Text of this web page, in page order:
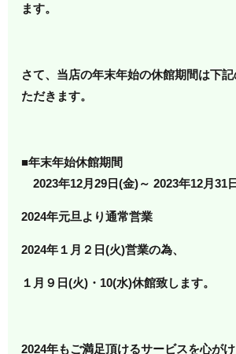
ます。
さて、当店の年末年始の休館期間は下
ただきます。
■年末年始休館期間
2023年12月29日(金)～ 2023年12月31
2024年元旦より通常営業
2024年１月２日(火)営業の為、
１月９日(火)・10(水)休館致します。
2024年もご満足頂けるサービスを心が